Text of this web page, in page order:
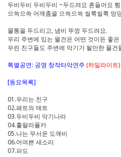
두비두비 두비두비 ~두드려요 흔들어요
으쓱으쓱 어깨춤을 으쓱으쓱 씰룩씰룩 엉
물통을 두드리고, 냄비 뚜껑 두드려요.
우리 주변에 있는 물건은 어떤 것이든 좋
우린 친구들도 주변에 악기가 될만한 물건
특별공연: 공명 창작타악연주 (하일라이트)
[동요목록]
01.우리는 친구
02.패트와 매트
03.두비두비 악기나라
04.훌랄라폴카
05.나는 무서운 도깨비
06.어여쁜 새소리
07.파도